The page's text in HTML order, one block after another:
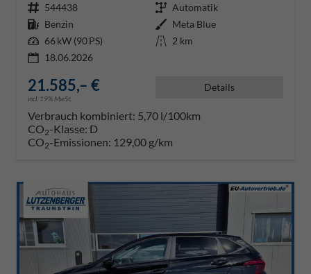
Fahrzeugnr. 544438 Getriebe Automatik
Kraftstoff Benzin Außenfarbe Meta Blue
Leistung 66 kW (90 PS) Kilometerstand 2 km
18.06.2026
21.585,– €
incl. 19% MwSt.
Details
Verbrauch kombiniert: 5,70 l/100km
CO2-Klasse: D
CO2-Emissionen: 129,00 g/km